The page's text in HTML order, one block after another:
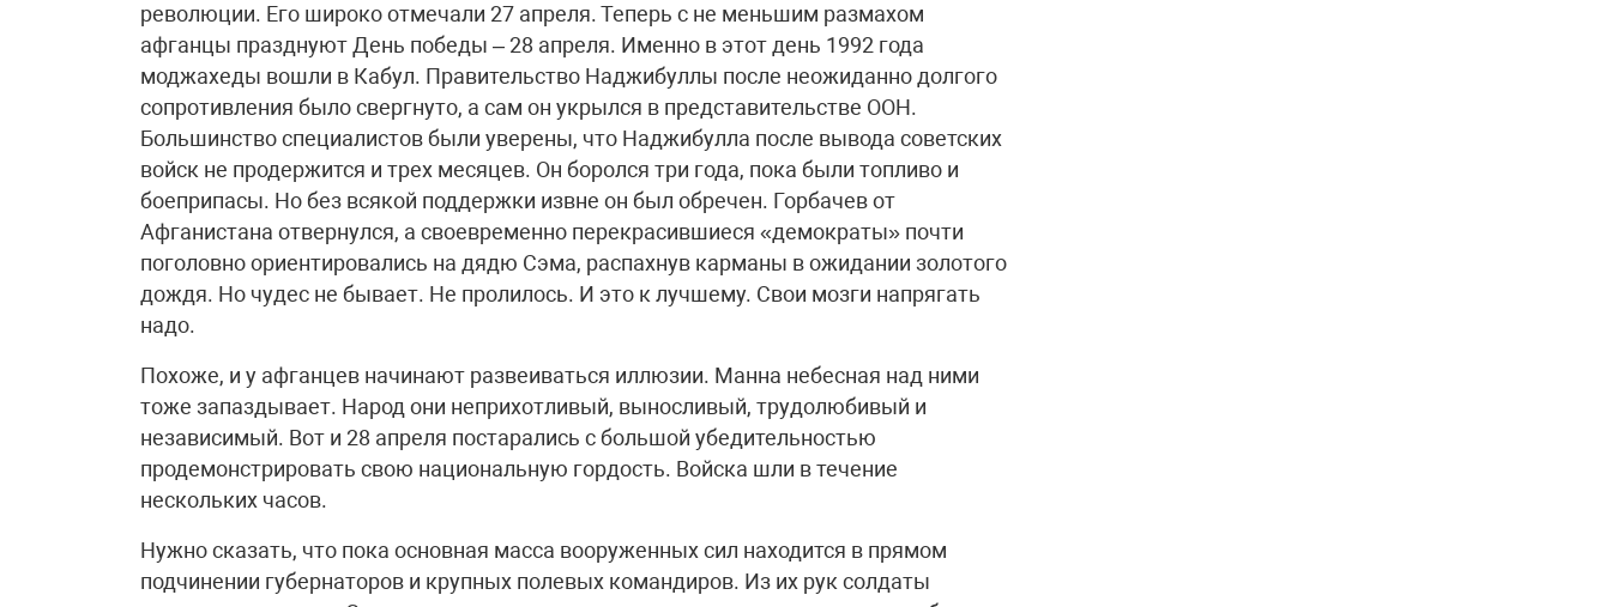
революции. Его широко отмечали 27 апреля. Теперь с не меньшим размахом
афганцы празднуют День победы – 28 апреля. Именно в этот день 1992 года
моджахеды вошли в Кабул. Правительство Наджибуллы после неожиданно долгого
сопротивления было свергнуто, а сам он укрылся в представительстве ООН.
Большинство специалистов были уверены, что Наджибулла после вывода советских
войск не продержится и трех месяцев. Он боролся три года, пока были топливо и
боеприпасы. Но без всякой поддержки извне он был обречен. Горбачев от
Афганистана отвернулся, а своевременно перекрасившиеся «демократы» почти
поголовно ориентировались на дядю Сэма, распахнув карманы в ожидании золотого
дождя. Но чудес не бывает. Не пролилось. И это к лучшему. Свои мозги напрягать
надо.
Похоже, и у афганцев начинают развеиваться иллюзии. Манна небесная над ними
тоже запаздывает. Народ они неприхотливый, выносливый, трудолюбивый и
независимый. Вот и 28 апреля постарались с большой убедительностью
продемонстрировать свою национальную гордость. Войска шли в течение
нескольких часов.
Нужно сказать, что пока основная масса вооруженных сил находится в прямом
подчинении губернаторов и крупных полевых командиров. Из их рук солдаты